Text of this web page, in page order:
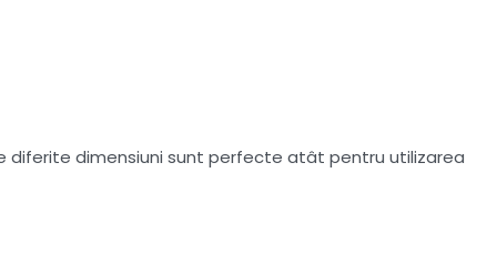
diferite dimensiuni sunt perfecte atât pentru utilizarea